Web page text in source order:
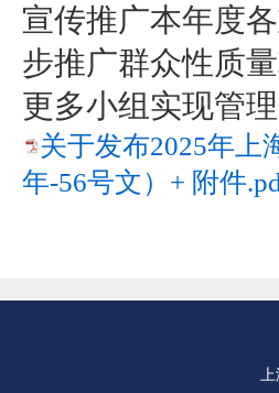
宣传推广本年度
步推广群众性质
更多小组实现管
关于发布2025年上
年-56号文）+ 附件